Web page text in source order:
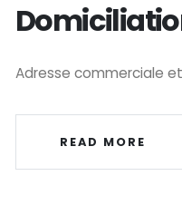
Adresse commerciale
READ MORE